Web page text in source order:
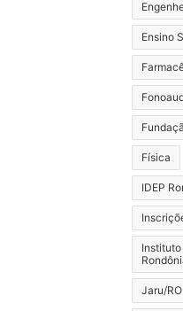
Ensino
Física
IDEP
Jaru/RO